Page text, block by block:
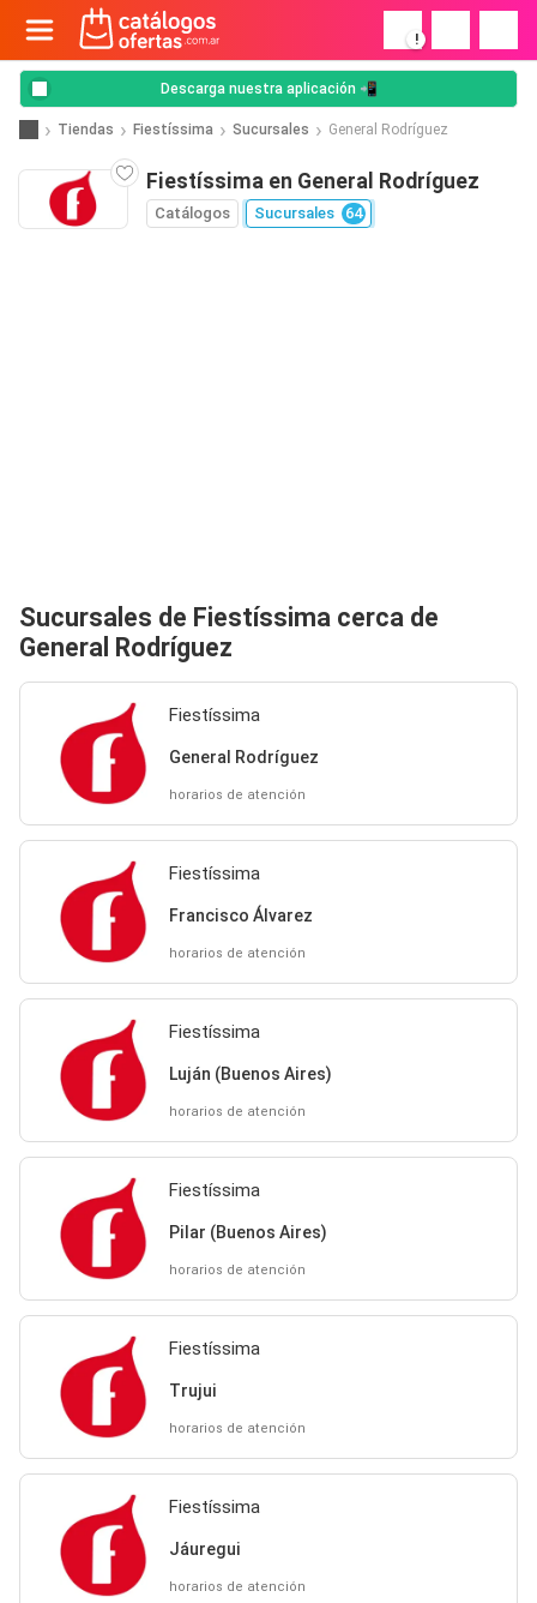
!
Descarga nuestra aplicación 📲
Tiendas Fiestíssima Sucursales General Rodríguez
Fiestíssima en General Rodríguez
Catálogos Sucursales 64
Sucursales de Fiestíssima cerca de
General Rodríguez
Fiestíssima
General Rodríguez
horarios de atención
Fiestíssima
Francisco Álvarez
horarios de atención
Fiestíssima
Luján (Buenos Aires)
horarios de atención
Fiestíssima
Pilar (Buenos Aires)
horarios de atención
Fiestíssima
Trujui
horarios de atención
Fiestíssima
Jáuregui
horarios de atención